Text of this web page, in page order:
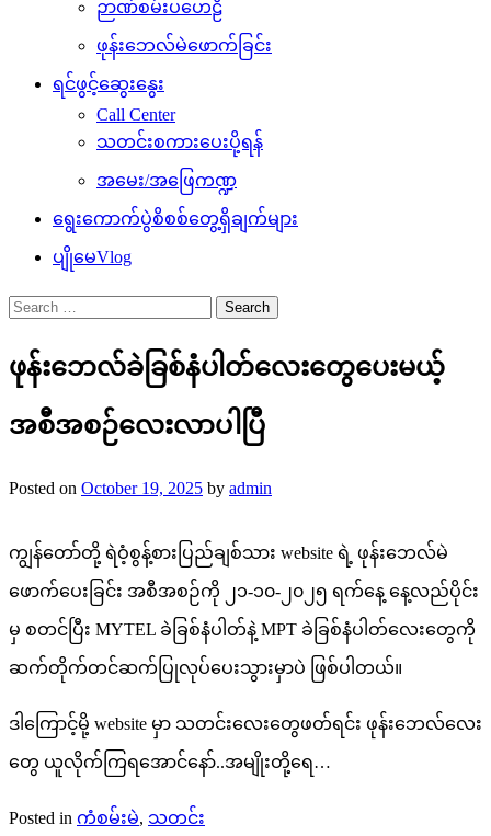
ဉာဏ်စမ်းပဟေဠိ
ဖုန်းဘေလ်မဲဖောက်ခြင်း
ရင်ဖွင့်ဆွေးနွေး
Call Center
သတင်းစကားပေးပို့ရန်
အမေး/အဖြေကဏ္ဍ
ရွေးကောက်ပွဲစိစစ်တွေ့ရှိချက်များ
ပျိုမေVlog
Search
for:
ဖုန်းဘေလ်ခဲခြစ်နံပါတ်လေးတွေပေးမယ့်
အစီအစဉ်လေးလာပါပြီ
Posted on October 19, 2025 by admin
ကျွန်တော်တို့ ရဲဝံ့စွန့်စားပြည်ချစ်သား website ရဲ့ ဖုန်းဘေလ်မဲ
ဖောက်ပေးခြင်း အစီအစဉ်ကို ၂၁-၁၀-၂၀၂၅ ရက်နေ့ နေ့လည်ပိုင်း
မှ စတင်ပြီး MYTEL ခဲခြစ်နံပါတ်နဲ့ MPT ခဲခြစ်နံပါတ်လေးတွေကို
ဆက်တိုက်တင်ဆက်ပြုလုပ်ပေးသွားမှာပဲ ဖြစ်ပါတယ်။
ဒါကြောင့်မို့ website မှာ သတင်းလေးတွေဖတ်ရင်း ဖုန်းဘေလ်လေး
တွေ ယူလိုက်ကြရအောင်နော်..အမျိုးတို့ရေ…
Posted in ကံစမ်းမဲ, သတင်း